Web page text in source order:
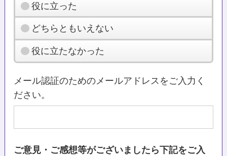
役に立った
どちらともいえない
役に立たなかった
メール認証のためのメールアドレスをご入力く
ださい。
ご意見・ご感想等がございましたら下記をご入